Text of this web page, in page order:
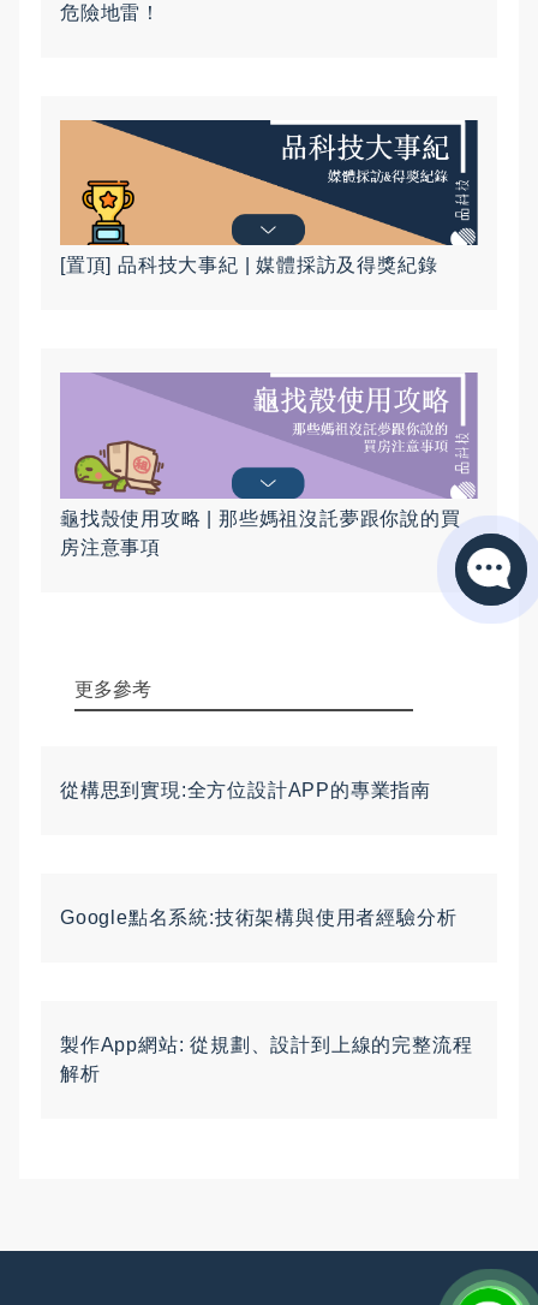
危險地雷！
[置頂] 品科技大事紀 | 媒體採訪及得獎紀錄
龜找殼使用攻略 | 那些媽祖沒託夢跟你說的買
房注意事項
更多參考
從構思到實現:全方位設計APP的專業指南
Google點名系統:技術架構與使用者經驗分析
製作App網站: 從規劃、設計到上線的完整流程
解析